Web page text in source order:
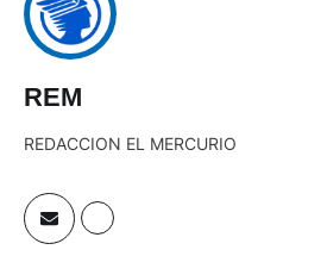
REM
REDACCION EL MERCURIO